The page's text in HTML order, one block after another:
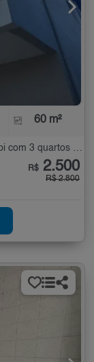
60 m²
R$ 2.500
R$ 2.800